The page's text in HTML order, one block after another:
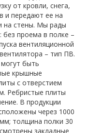
от кровли, снега,
и передают ее на
на стены. Мы рады
проема в полке –
вентиляционной
– тип ПВ.
быть
крышные
с отверстием
Ребристые плиты
В продукции
через 1000
толщина полки 30
закладные